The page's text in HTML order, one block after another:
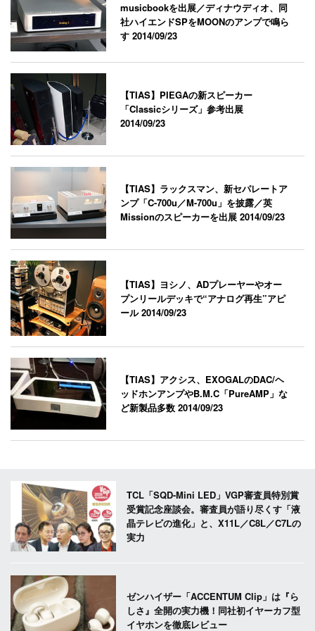
musicbookを出展／ディナウディオ、同
社ハイエンドSPをMOONのアンプで鳴ら
す2014/09/23
【TIAS】PIEGAの新スピーカー
「Classicシリーズ」参考出展
2014/09/23
【TIAS】ラックスマン、新セパレートア
ンプ「C-700u／M-700u」を披露／英
Missionのスピーカーを出展2014/09/23
【TIAS】ヨシノ、ADプレーヤーやオー
プンリールデッキで“アナログ再生”アピ
ール2014/09/23
【TIAS】アクシス、EXOGALのDAC/ヘ
ッドホンアンプやB.M.C「PureAMP」な
ど新製品多数2014/09/23
TCL「SQD-Mini LED」VGP審査員特別賞
受賞記念座談会。審査員が語り尽くす「液
晶テレビの進化」と、X11L／C8L／C7Lの
実力
ゼンハイザー「ACCENTUM Clip」は『ら
しさ』全開の実力機！同社初イヤーカフ型
イヤホンを徹底レビュー